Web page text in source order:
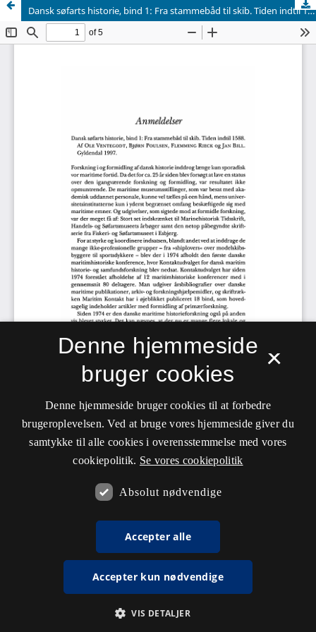
Dansk søfarts historie, bind 1: Fra stammebåd til skib. Tiden indtil 1588. Af Ole Ventegodt, Bjørn Poulsen, Flemming Rieck og Jan Bill. Gyldendal 1997.
×
Denne hjemmeside
bruger cookies
Denne hjemmeside bruger cookies til at forbedre
brugeroplevelsen. Ved at bruge vores hjemmeside giver du
samtykke til alle cookies i overensstemmelse med vores
cookiepolitik. Se vores cookiepolitik
Absolut nødvendige
Accepter alle
Accepter kun nødvendige
VIS DETALJER